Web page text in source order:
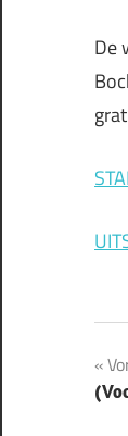
De